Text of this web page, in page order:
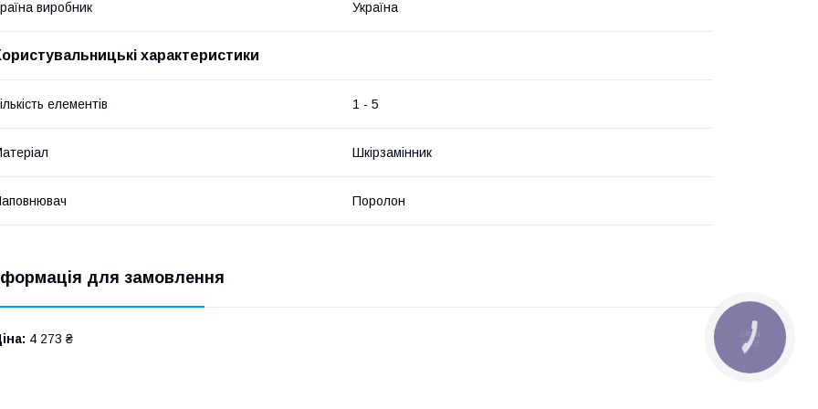
виробник Україна
характеристики
елементів 1 - 5
Шкірзамінник
Поролон
для замовлення
4 273 ₴ КНОПКА
ЗВ'ЯЗКУ